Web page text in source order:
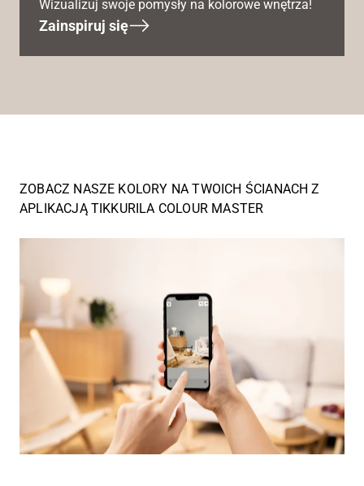
Wizualizuj swoje pomysły na kolorowe wnętrza!
Zainspiruj się
ZOBACZ NASZE KOLORY NA TWOICH ŚCIANACH Z
APLIKACJĄ TIKKURILA COLOUR MASTER